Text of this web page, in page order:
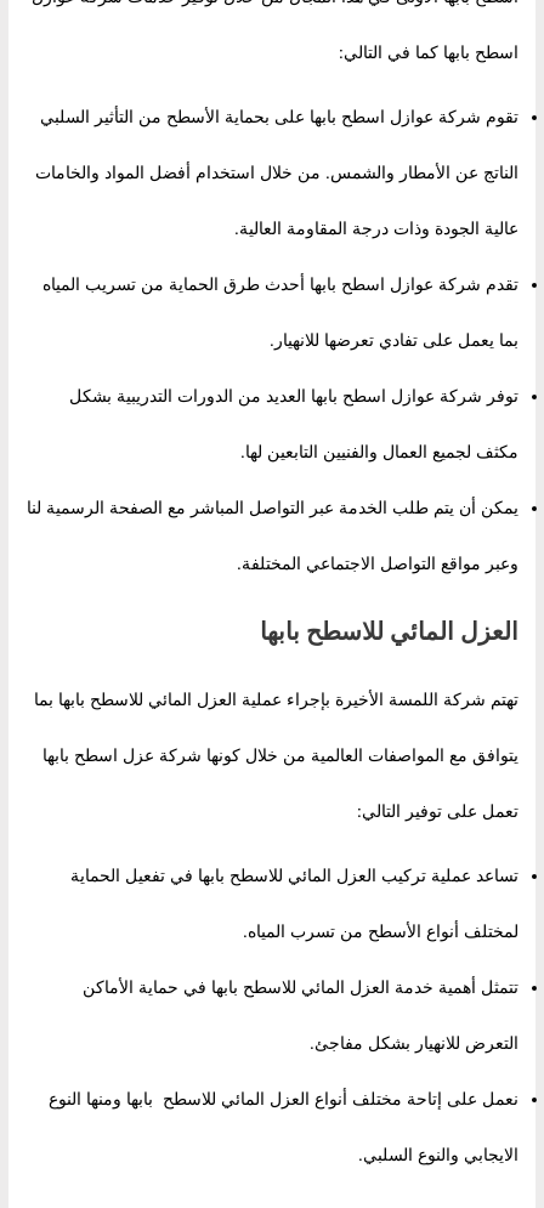
اسطح بابها كما في التالي:
تقوم شركة عوازل اسطح بابها على بحماية الأسطح من التأثير السلبي
الناتج عن الأمطار والشمس. من خلال استخدام أفضل المواد والخامات
عالية الجودة وذات درجة المقاومة العالية.
تقدم شركة عوازل اسطح بابها أحدث طرق الحماية من تسريب المياه
بما يعمل على تفادي تعرضها للانهيار.
توفر شركة عوازل اسطح بابها العديد من الدورات التدريبية بشكل
مكثف لجميع العمال والفنيين التابعين لها.
يمكن أن يتم طلب الخدمة عبر التواصل المباشر مع الصفحة الرسمية لنا
وعبر مواقع التواصل الاجتماعي المختلفة.
العزل المائي للاسطح بابها
تهتم شركة اللمسة الأخيرة بإجراء عملية العزل المائي للاسطح بابها بما
يتوافق مع المواصفات العالمية من خلال كونها شركة عزل اسطح بابها
تعمل على توفير التالي:
تساعد عملية تركيب العزل المائي للاسطح بابها في تفعيل الحماية
لمختلف أنواع الأسطح من تسرب المياه.
تتمثل أهمية خدمة العزل المائي للاسطح بابها في حماية الأماكن
التعرض للانهيار بشكل مفاجئ.
نعمل على إتاحة مختلف أنواع العزل المائي للاسطح بابها ومنها النوع
الايجابي والنوع السلبي.